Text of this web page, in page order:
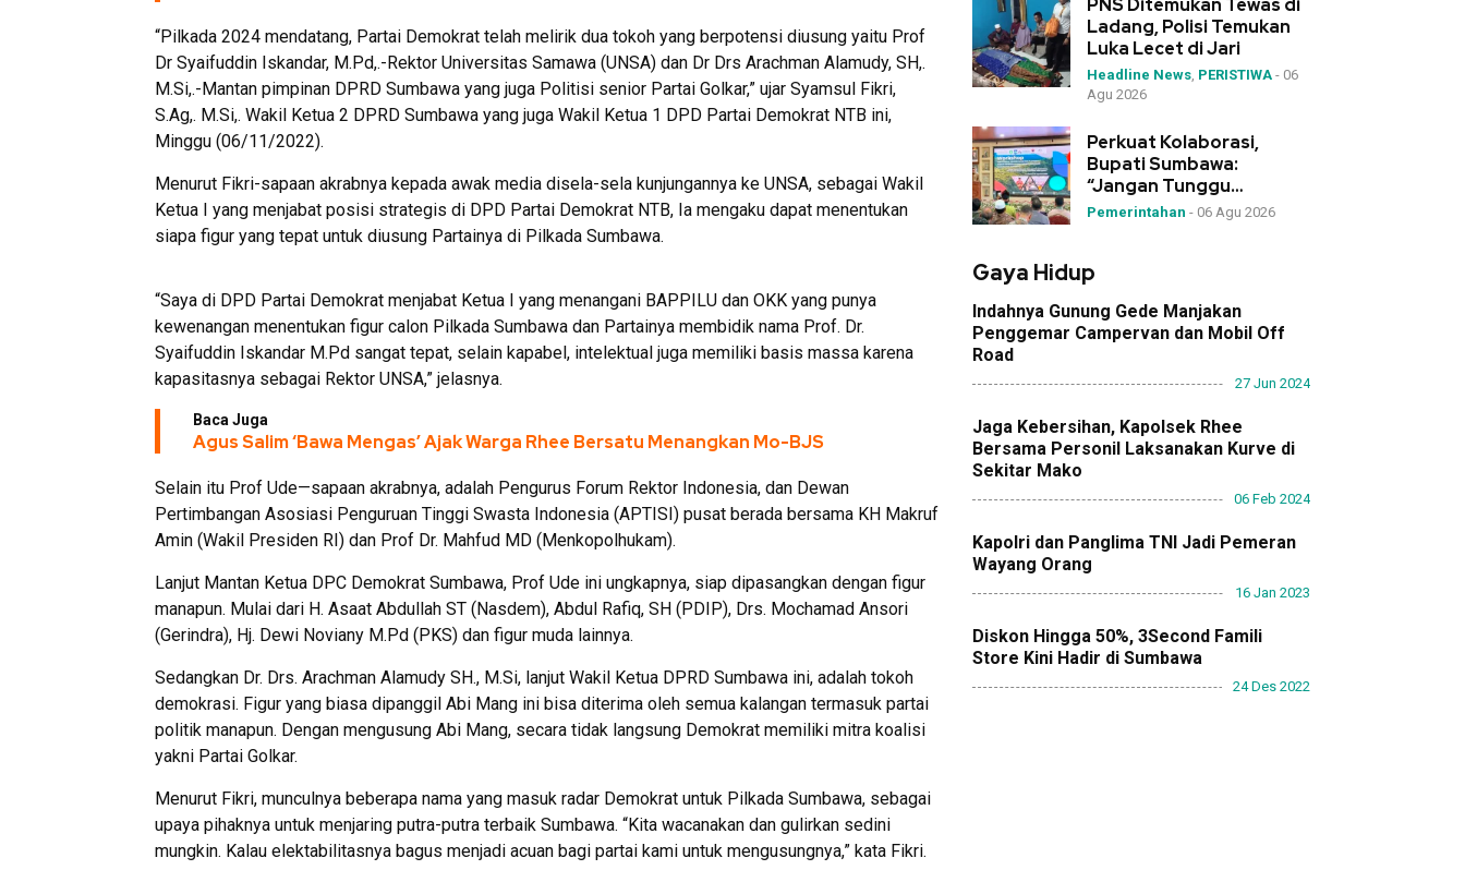
“Pilkada 2024 mendatang, Partai Demokrat telah melirik dua tokoh yang berpotensi diusung yaitu Prof
Dr Syaifuddin Iskandar, M.Pd,.-Rektor Universitas Samawa (UNSA) dan Dr Drs Arachman Alamudy, SH,.
M.Si,.-Mantan pimpinan DPRD Sumbawa yang juga Politisi senior Partai Golkar,” ujar Syamsul Fikri,
S.Ag,. M.Si,. Wakil Ketua 2 DPRD Sumbawa yang juga Wakil Ketua 1 DPD Partai Demokrat NTB ini,
Minggu (06/11/2022).
Menurut Fikri-sapaan akrabnya kepada awak media disela-sela kunjungannya ke UNSA, sebagai Wakil
Ketua I yang menjabat posisi strategis di DPD Partai Demokrat NTB, Ia mengaku dapat menentukan
siapa figur yang tepat untuk diusung Partainya di Pilkada Sumbawa.
“Saya di DPD Partai Demokrat menjabat Ketua I yang menangani BAPPILU dan OKK yang punya
kewenangan menentukan figur calon Pilkada Sumbawa dan Partainya membidik nama Prof. Dr.
Syaifuddin Iskandar M.Pd sangat tepat, selain kapabel, intelektual juga memiliki basis massa karena
kapasitasnya sebagai Rektor UNSA,” jelasnya.
Baca Juga
Agus Salim ‘Bawa Mengas’ Ajak Warga Rhee Bersatu Menangkan Mo-BJS
Selain itu Prof Ude—sapaan akrabnya, adalah Pengurus Forum Rektor Indonesia, dan Dewan
Pertimbangan Asosiasi Penguruan Tinggi Swasta Indonesia (APTISI) pusat berada bersama KH Makruf
Amin (Wakil Presiden RI) dan Prof Dr. Mahfud MD (Menkopolhukam).
Lanjut Mantan Ketua DPC Demokrat Sumbawa, Prof Ude ini ungkapnya, siap dipasangkan dengan figur
manapun. Mulai dari H. Asaat Abdullah ST (Nasdem), Abdul Rafiq, SH (PDIP), Drs. Mochamad Ansori
(Gerindra), Hj. Dewi Noviany M.Pd (PKS) dan figur muda lainnya.
Sedangkan Dr. Drs. Arachman Alamudy SH., M.Si, lanjut Wakil Ketua DPRD Sumbawa ini, adalah tokoh
demokrasi. Figur yang biasa dipanggil Abi Mang ini bisa diterima oleh semua kalangan termasuk partai
politik manapun. Dengan mengusung Abi Mang, secara tidak langsung Demokrat memiliki mitra koalisi
yakni Partai Golkar.
Menurut Fikri, munculnya beberapa nama yang masuk radar Demokrat untuk Pilkada Sumbawa, sebagai
upaya pihaknya untuk menjaring putra-putra terbaik Sumbawa. “Kita wacanakan dan gulirkan sedini
mungkin. Kalau elektabilitasnya bagus menjadi acuan bagi partai kami untuk mengusungnya,” kata Fikri.
PNS Ditemukan Tewas di
Ladang, Polisi Temukan
Luka Lecet di Jari
Headline News, PERISTIWA - 06
Agu 2026
Perkuat Kolaborasi,
Bupati Sumbawa:
“Jangan Tunggu
Bencana, Desa Garda
Pemerintahan - 06 Agu 2026
Gaya Hidup
Indahnya Gunung Gede Manjakan
Penggemar Campervan dan Mobil Off
Road
27 Jun 2024
Jaga Kebersihan, Kapolsek Rhee
Bersama Personil Laksanakan Kurve di
Sekitar Mako
06 Feb 2024
Kapolri dan Panglima TNI Jadi Pemeran
Wayang Orang
16 Jan 2023
Diskon Hingga 50%, 3Second Famili
Store Kini Hadir di Sumbawa
24 Des 2022